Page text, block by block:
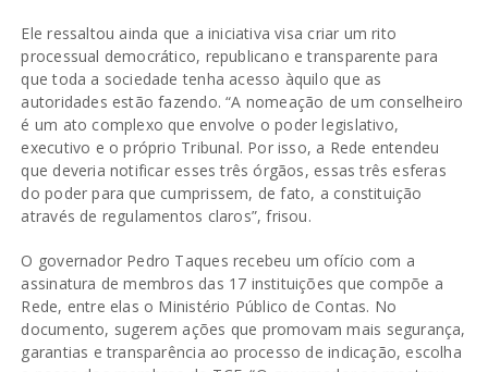
Ele ressaltou ainda que a iniciativa visa criar um rito
processual democrático, republicano e transparente para
que toda a sociedade tenha acesso àquilo que as
autoridades estão fazendo. “A nomeação de um conselheiro
é um ato complexo que envolve o poder legislativo,
executivo e o próprio Tribunal. Por isso, a Rede entendeu
que deveria notificar esses três órgãos, essas três esferas
do poder para que cumprissem, de fato, a constituição
através de regulamentos claros”, frisou.
O governador Pedro Taques recebeu um ofício com a
assinatura de membros das 17 instituições que compõe a
Rede, entre elas o Ministério Público de Contas. No
documento, sugerem ações que promovam mais segurança,
garantias e transparência ao processo de indicação, escolha